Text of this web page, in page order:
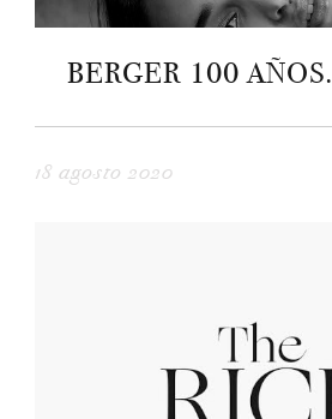
BERGER 100 AÑOS.
18 agosto 2020